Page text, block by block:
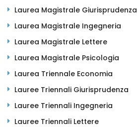
Laurea Magistrale Giurisprudenza
Laurea Magistrale Ingegneria
Laurea Magistrale Lettere
Laurea Magistrale Psicologia
Laurea Triennale Economia
Lauree Triennali Giurisprudenza
Lauree Triennali Ingegneria
Lauree Triennali Lettere